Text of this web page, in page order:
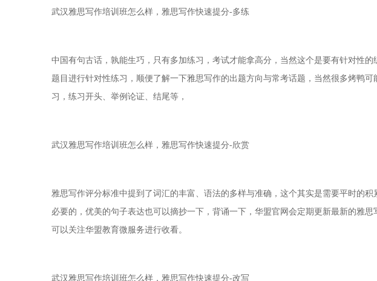
武汉雅思写作培训班怎么样，雅思写作快速提分-多练
中国有句古话，孰能生巧，只有多加练习，考试才能拿高分，当然这个是要有针对性
题目进行针对性练习，顺便了解一下雅思写作的出题方向与常考话题，当然很多烤鸭
习，练习开头、举例论证、结尾等，
武汉雅思写作培训班怎么样，雅思写作快速提分-欣赏
雅思写作评分标准中提到了词汇的丰富、语法的多样与准确，这个其实是需要平时的
必要的，优美的句子表达也可以摘抄一下，背诵一下，华盟官网会定期更新最新的雅
可以关注华盟教育微服务进行收看。
武汉雅思写作培训班怎么样，雅思写作快速提分-改写